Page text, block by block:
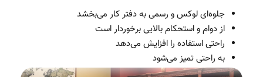
جلوه‌ای لوکس و رسمی به دفتر کار می‌بخشد
از دوام و استحکام بالایی برخوردار است
راحتی استفاده را افزایش می‌دهد
به راحتی تمیز می‌شود